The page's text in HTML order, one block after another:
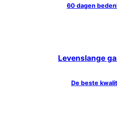
60 dagen
Levenslange
De beste